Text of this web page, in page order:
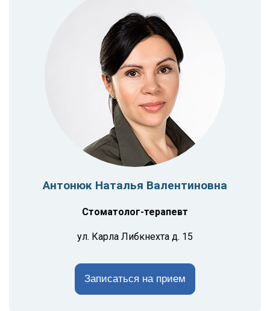
Антонюк Наталья Валентиновна
Стоматолог-терапевт
ул. Карла Либкнехта д. 15
Записаться на прием